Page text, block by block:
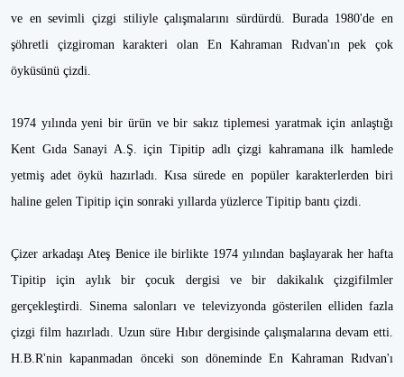
ve en sevimli çizgi stiliyle çalışmalarını sürdürdü. Burada 1980'de en
şöhretli çizgiroman karakteri olan En Kahraman Rıdvan'ın pek çok
öyküsünü çizdi.
1974 yılında yeni bir ürün ve bir sakız tiplemesi yaratmak için anlaştığı
Kent Gıda Sanayi A.Ş. için Tipitip adlı çizgi kahramana ilk hamlede
yetmiş adet öykü hazırladı. Kısa sürede en popüler karakterlerden biri
haline gelen Tipitip için sonraki yıllarda yüzlerce Tipitip bantı çizdi.
Çizer arkadaşı Ateş Benice ile birlikte 1974 yılından başlayarak her hafta
Tipitip için aylık bir çocuk dergisi ve bir dakikalık çizgifilmler
gerçekleştirdi. Sinema salonları ve televizyonda gösterilen elliden fazla
çizgi film hazırladı. Uzun süre Hıbır dergisinde çalışmalarına devam etti.
H.B.R'nin kapanmadan önceki son döneminde En Kahraman Rıdvan'ı